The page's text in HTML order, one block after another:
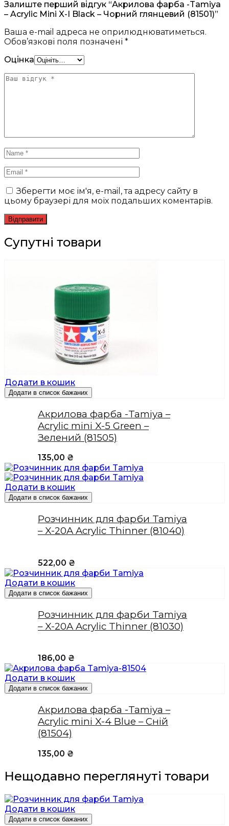
Залиште перший відгук “Акрилова фарба -Tamiya
– Acrylic Mini X-I Black – Чорний глянцевий (81501)”
Ваша e-mail адреса не оприлюднюватиметься.
Обов’язкові поля позначені *
Оцінка
Зберегти моє ім'я, e-mail, та адресу сайту в
цьому браузері для моїх подальших коментарів.
Супутні товари
Додати в кошик
Додати в список бажаних
Акрилова фарба -Tamiya –
Acrylic mini X-5 Green –
Зелений (81505)
135,00 ₴
Додати в кошик
Додати в список бажаних
Розчинник для фарби Tamiya
– X-20A Acrylic Thinner (81040)
522,00 ₴
Додати в кошик
Додати в список бажаних
Розчинник для фарби Tamiya
– X-20A Acrylic Thinner (81030)
186,00 ₴
Додати в кошик
Додати в список бажаних
Акрилова фарба -Tamiya –
Acrylic mini X-4 Blue – Сній
(81504)
135,00 ₴
Нещодавно переглянуті товари
Додати в кошик
Додати в список бажаних